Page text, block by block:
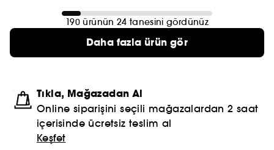
190 ürünün 24 tanesini gördünüz
Daha fazla ürün gör
Tıkla, Mağazadan Al
Online siparişini seçili mağazalardan 2 saat
içerisinde ücretsiz teslim al
Keşfet